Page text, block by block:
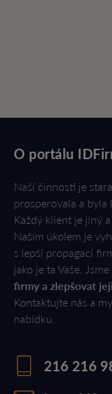
O portálu
Naší činností je
prosperovala a byla
Každý klient je jiný
Naším úkolem je
s lepší propagací
jako je ta Vaše.
firmy a zlepšovat
Kontaktujte nás a
nabídku.
216 216